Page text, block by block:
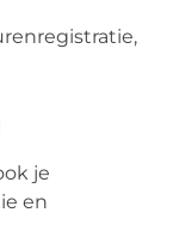
je
en